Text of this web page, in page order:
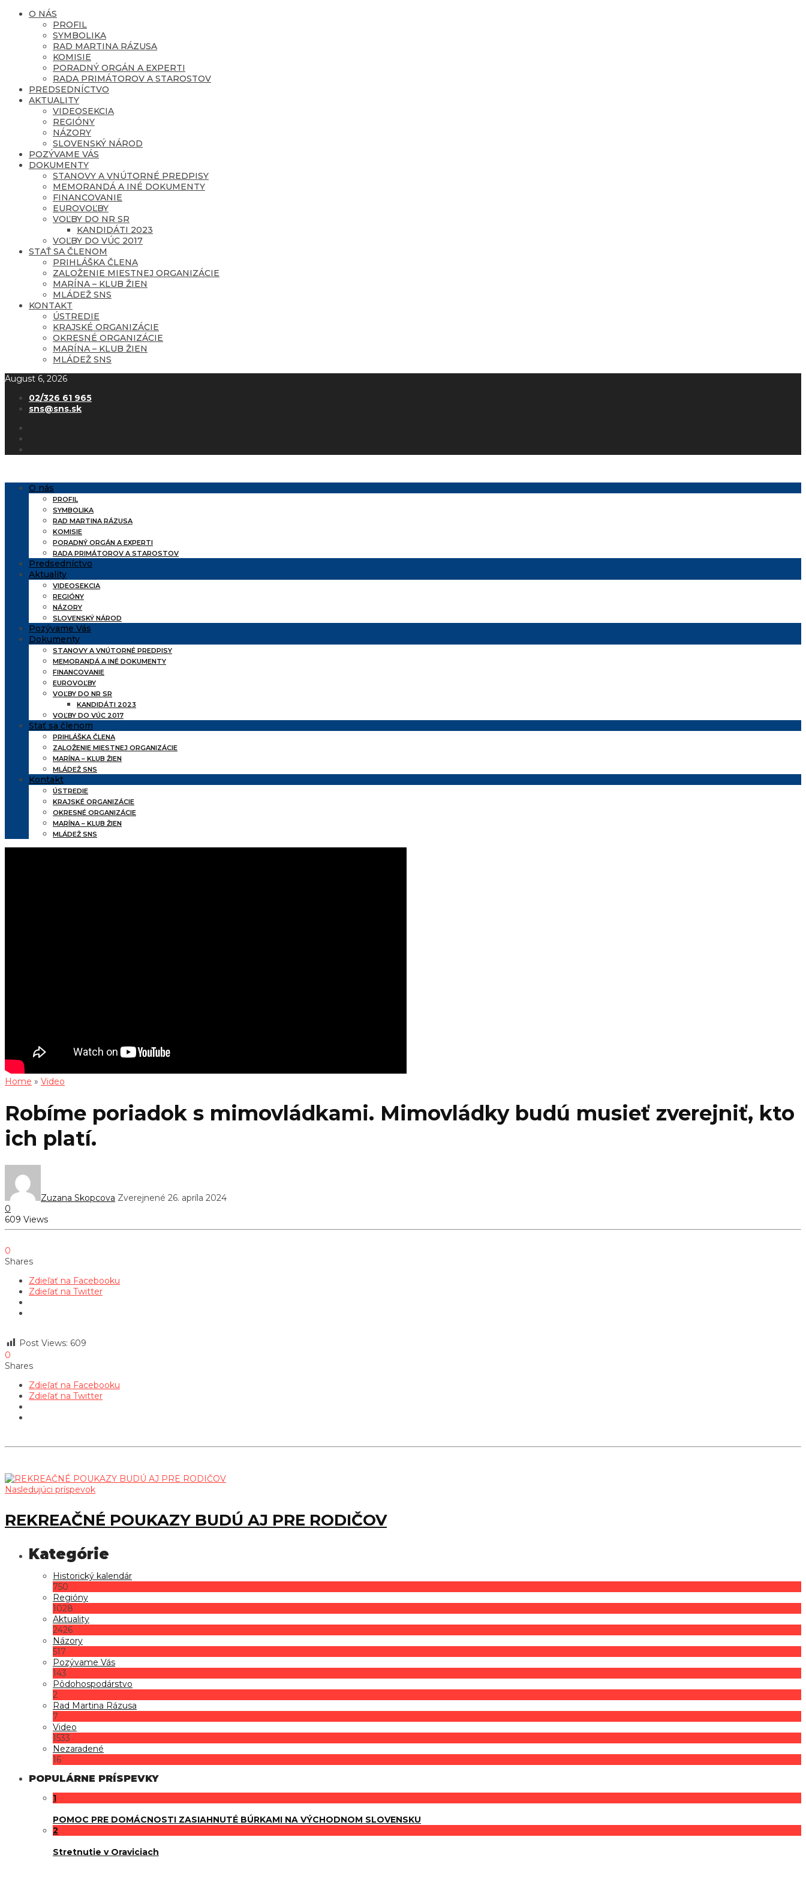
O NÁS
PROFIL
SYMBOLIKA
RAD MARTINA RÁZUSA
KOMISIE
PORADNÝ ORGÁN A EXPERTI
RADA PRIMÁTOROV A STAROSTOV
PREDSEDNÍCTVO
AKTUALITY
VIDEOSEKCIA
REGIÓNY
NÁZORY
SLOVENSKÝ NÁROD
POZÝVAME VÁS
DOKUMENTY
STANOVY A VNÚTORNÉ PREDPISY
MEMORANDÁ A INÉ DOKUMENTY
FINANCOVANIE
EUROVOĽBY
VOĽBY DO NR SR
KANDIDÁTI 2023
VOĽBY DO VÚC 2017
STAŤ SA ČLENOM
PRIHLÁŠKA ČLENA
ZALOŽENIE MIESTNEJ ORGANIZÁCIE
MARÍNA – KLUB ŽIEN
MLÁDEŽ SNS
KONTAKT
ÚSTREDIE
KRAJSKÉ ORGANIZÁCIE
OKRESNÉ ORGANIZÁCIE
MARÍNA – KLUB ŽIEN
MLÁDEŽ SNS
August 6, 2026
02/326 61 965
sns@sns.sk
O nás
PROFIL
SYMBOLIKA
RAD MARTINA RÁZUSA
KOMISIE
PORADNÝ ORGÁN A EXPERTI
RADA PRIMÁTOROV A STAROSTOV
Predsedníctvo
Aktuality
VIDEOSEKCIA
REGIÓNY
NÁZORY
SLOVENSKÝ NÁROD
Pozývame Vás
Dokumenty
STANOVY A VNÚTORNÉ PREDPISY
MEMORANDÁ A INÉ DOKUMENTY
FINANCOVANIE
EUROVOĽBY
VOĽBY DO NR SR
KANDIDÁTI 2023
VOĽBY DO VÚC 2017
Stať sa členom
PRIHLÁŠKA ČLENA
ZALOŽENIE MIESTNEJ ORGANIZÁCIE
MARÍNA – KLUB ŽIEN
MLÁDEŽ SNS
Kontakt
ÚSTREDIE
KRAJSKÉ ORGANIZÁCIE
OKRESNÉ ORGANIZÁCIE
MARÍNA – KLUB ŽIEN
MLÁDEŽ SNS
Home » Video
Robíme poriadok s mimovládkami. Mimovládky budú musieť zverejniť, kto
ich platí.
Zuzana Skopcova Zverejnené 26. apríla 2024
0
609 Views
0
Shares
Zdieľať na Facebooku
Zdieľať na Twitter
Post Views: 609
0
Shares
Zdieľať na Facebooku
Zdieľať na Twitter
Nasledujúci príspevok
REKREAČNÉ POUKAZY BUDÚ AJ PRE RODIČOV
Historický kalendár
750
Regióny
1028
Aktuality
2426
Názory
517
Pozývame Vás
143
Pôdohospodárstvo
2
Rad Martina Rázusa
7
Video
1533
Nezaradené
16
POPULÁRNE PRÍSPEVKY
1
POMOC PRE DOMÁCNOSTI ZASIAHNUTÉ BÚRKAMI NA VÝCHODNOM SLOVENSKU
2
Stretnutie v Oraviciach